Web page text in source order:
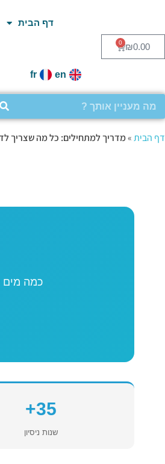
₪0.00
0
דף הבית
en
fr
דף הבית»מדריך למתחילים: כל מה שצריך
כמה מים
35+
שנות ניסיון